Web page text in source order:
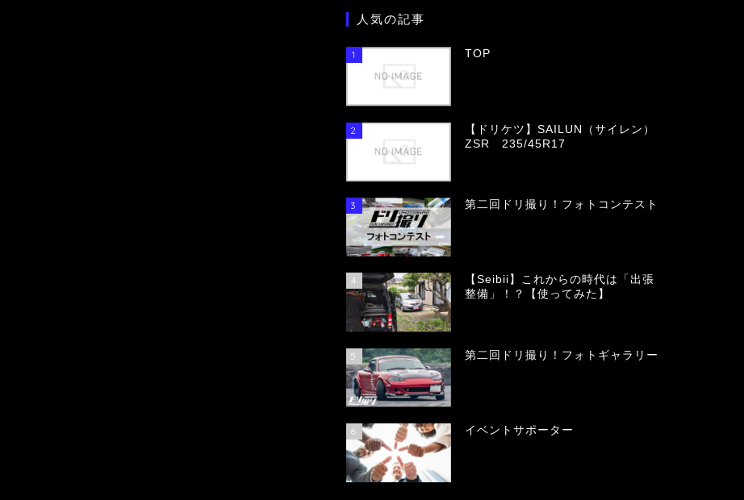
人気の記事
1 TOP
2
【ドリケツ】SAILUN（サイレン）
ZSR 235/45R17
3 第二回ドリ撮り！フォトコンテスト
4
【Seibii】これからの時代は「出張
整備」！？【使ってみた】
5 第二回ドリ撮り！フォトギャラリー
6 イベントサポーター